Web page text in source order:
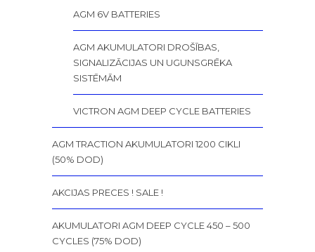
AGM 6V BATTERIES
AGM AKUMULATORI DROŠĪBAS,
SIGNALIZĀCIJAS UN UGUNSGRĒKA
SISTĒMĀM
VICTRON AGM DEEP CYCLE BATTERIES
AGM TRACTION AKUMULATORI 1200 CIKLI
(50% DOD)
AKCIJAS PRECES ! SALE !
AKUMULATORI AGM DEEP CYCLE 450 – 500
CYCLES (75% DOD)